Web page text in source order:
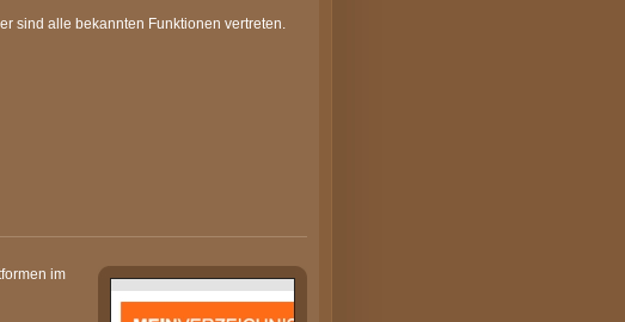
sind alle bekannten Funktionen vertreten.
im